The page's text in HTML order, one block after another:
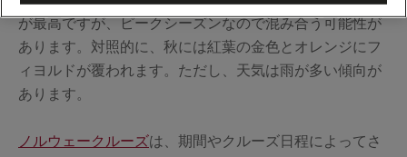
が最高ですが、ピークシーズンなので混み合う可能性が
あります。対照的に、秋には紅葉の金色とオレンジにフ
ィヨルドが覆われます。ただし、天気は雨が多い傾向が
あります。
ノルウェークルーズは、期間やクルーズ日程によってさ